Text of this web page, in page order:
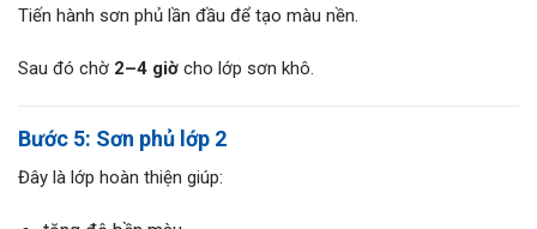
Tiến hành sơn phủ lần đầu để tạo màu nền.
Sau đó chờ 2–4 giờ cho lớp sơn khô.
Bước 5: Sơn phủ lớp 2
Đây là lớp hoàn thiện giúp: